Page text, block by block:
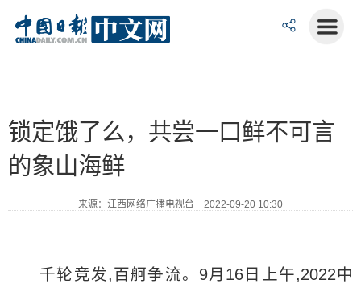
锁定饿了么，共尝一口鲜不可言
的象山海鲜
来源：江西网络广播电视台 2022-09-20 10:30
千轮竞发,百舸争流。9月16日上午,2022中